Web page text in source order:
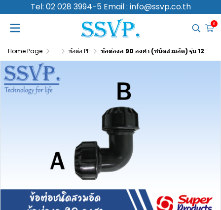
Tel: 02 028 3994-5 Email : info@ssvp.co.th
0
Home Page ... ข้อต่อ PE ข้อต่องอ 90 องศา (ชนิดสวมอัด) รุ่น 125 รหัส 356-12575 ขนาด A 75 มม. B 75 มม. แรงดันใช้งานสูงสุด 8 บาร์ (แพ็ค 1 ตัว)